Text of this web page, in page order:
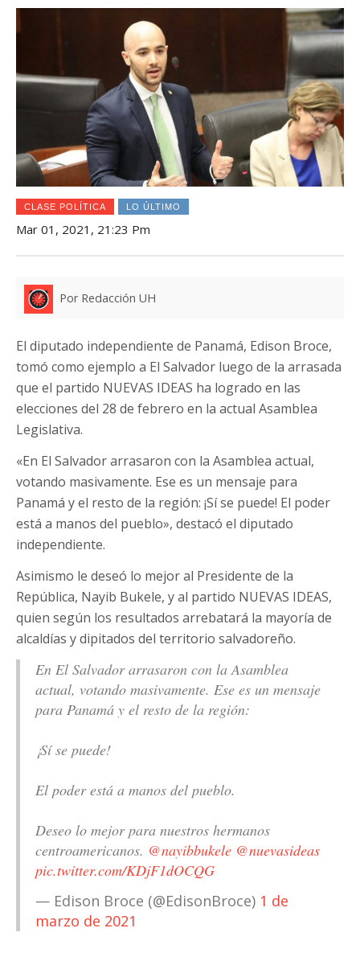
CLASE POLÍTICA LO ÚLTIMO
Mar 01, 2021, 21:23 Pm
Por Redacción UH
El diputado independiente de Panamá, Edison Broce,
tomó como ejemplo a El Salvador luego de la arrasada
que el partido NUEVAS IDEAS ha logrado en las
elecciones del 28 de febrero en la actual Asamblea
Legislativa.
«En El Salvador arrasaron con la Asamblea actual,
votando masivamente. Ese es un mensaje para
Panamá y el resto de la región: ¡Sí se puede! El poder
está a manos del pueblo», destacó el diputado
independiente.
Asimismo le deseó lo mejor al Presidente de la
República, Nayib Bukele, y al partido NUEVAS IDEAS,
quien según los resultados arrebatará la mayoría de
alcaldías y dipitados del territorio salvadoreño.
En El Salvador arrasaron con la Asamblea
actual, votando masivamente. Ese es un mensaje
para Panamá y el resto de la región:
¡Sí se puede!
El poder está a manos del pueblo.
Deseo lo mejor para nuestros hermanos
centroamericanos. @nayibbukele @nuevasideas
pic.twitter.com/KDjF1dOCQG
— Edison Broce (@EdisonBroce) 1 de
marzo de 2021